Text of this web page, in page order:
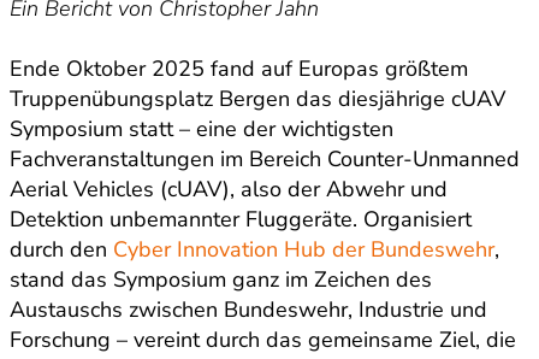
Ein Bericht von Christopher Jahn
Ende Oktober 2025 fand auf Europas größtem
Truppenübungsplatz Bergen das diesjährige cUAV
Symposium statt – eine der wichtigsten
Fachveranstaltungen im Bereich Counter-Unmanned
Aerial Vehicles (cUAV), also der Abwehr und
Detektion unbemannter Fluggeräte. Organisiert
durch den Cyber Innovation Hub der Bundeswehr,
stand das Symposium ganz im Zeichen des
Austauschs zwischen Bundeswehr, Industrie und
Forschung – vereint durch das gemeinsame Ziel, die